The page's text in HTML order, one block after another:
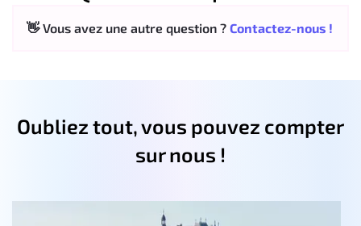
👋 Vous avez une autre question ? Contactez-nous !
Oubliez tout, vous pouvez compter
sur nous !